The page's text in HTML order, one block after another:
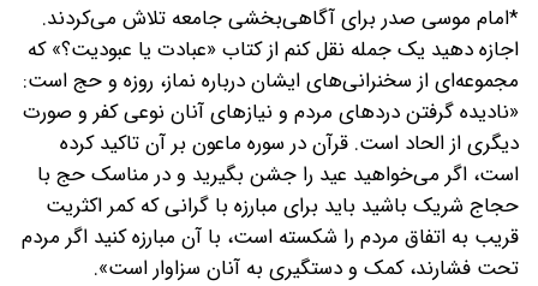
*امام موسی صدر برای آگاهی‌بخشی جامعه تلاش می‌کردند.
اجازه دهید یک جمله نقل کنم از کتاب «عبادت یا عبودیت؟» که
مجموعه‌ای از سخنرانی‌های ایشان درباره نماز، روزه و حج است:
«نادیده گرفتن دردهای مردم و نیازهای آنان نوعی کفر و صورت
دیگری از الحاد است. قرآن در سوره ماعون بر آن تاکید کرده
است، اگر می‌خواهید عید را جشن بگیرید و در مناسک حج با
حجاج شریک باشید باید برای مبارزه با گرانی که کمر اکثریت
قریب به اتفاق مردم را شکسته است، با آن مبارزه کنید اگر مردم
تحت فشارند، کمک و دستگیری به آنان سزاوار است».